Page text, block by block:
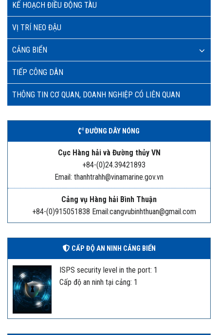
KẾ HOẠCH ĐIỀU ĐỘNG TÀU
VỊ TRÍ NEO ĐẬU
CẢNG BIỂN
TIẾP CÔNG DÂN
THÔNG TIN CƠ QUAN, DOANH NGHIỆP CÓ LIÊN QUAN
ĐƯỜNG DÂY NÓNG
Cục Hàng hải và Đường thủy VN
+84-(0)24.39421893
Email: thanhtrahh@vinamarine.gov.vn
Cảng vụ Hàng hải Bình Thuận
+84-(0)915051838 Email:cangvubinhthuan@gmail.com
CẤP ĐỘ AN NINH CẢNG BIỂN
ISPS security level in the port: 1
Cấp độ an ninh tại cảng: 1